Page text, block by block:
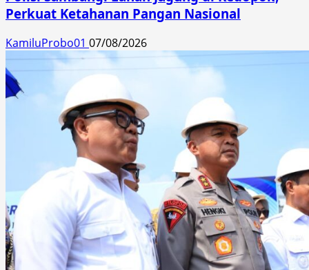
Perkuat Ketahanan Pangan Nasional
KamiluProbo01 07/08/2026